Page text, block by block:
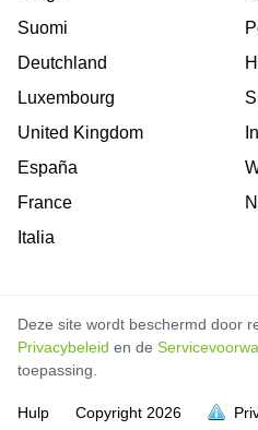
vol is
vol is
vol is
vol is
vol is
vol is
vol is
vol is
vol is
vol is
Suomi
Deutchland
Luxembourg
United Kingdom
España
France
Italia
Deze site wordt beschermd door
Privacybeleid en de
toepassing.
Hulp Copyright 2026